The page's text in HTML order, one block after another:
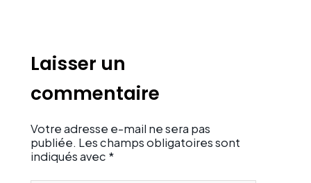
Laisser un
commentaire
Votre adresse e-mail ne sera pas
publiée. Les champs obligatoires sont
indiqués avec *